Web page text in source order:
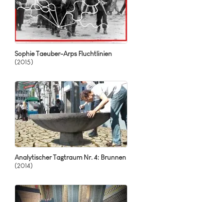
Sophie Taeuber-Arps Fluchtlinien
(2015)
Analytischer Tagtraum Nr. 4: Brunnen
(2014)